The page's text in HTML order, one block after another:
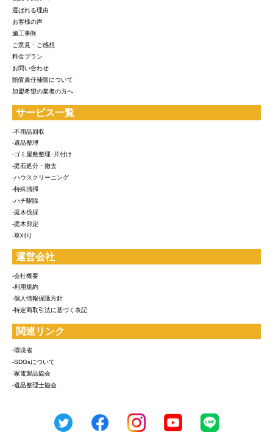
選ばれる理由
お客様の声
施工事例
ご意見・ご感想
料金プラン
お問い合わせ
賠償責任補償について
加盟希望の業者の方へ
サービス一覧
-不用品回収
-遺品整理
-ゴミ屋敷整理･片付け
-庭石処分・撤去
-ハウスクリーニング
-特殊清掃
-ハチ駆除
-庭木伐採
-庭木剪定
-草刈り
運営会社
-会社概要
-利用規約
-個人情報保護方針
-特定商取引法に基づく表記
関連リンク
-環境省
-SDGsについて
-家電製品協会
-遺品整理士協会